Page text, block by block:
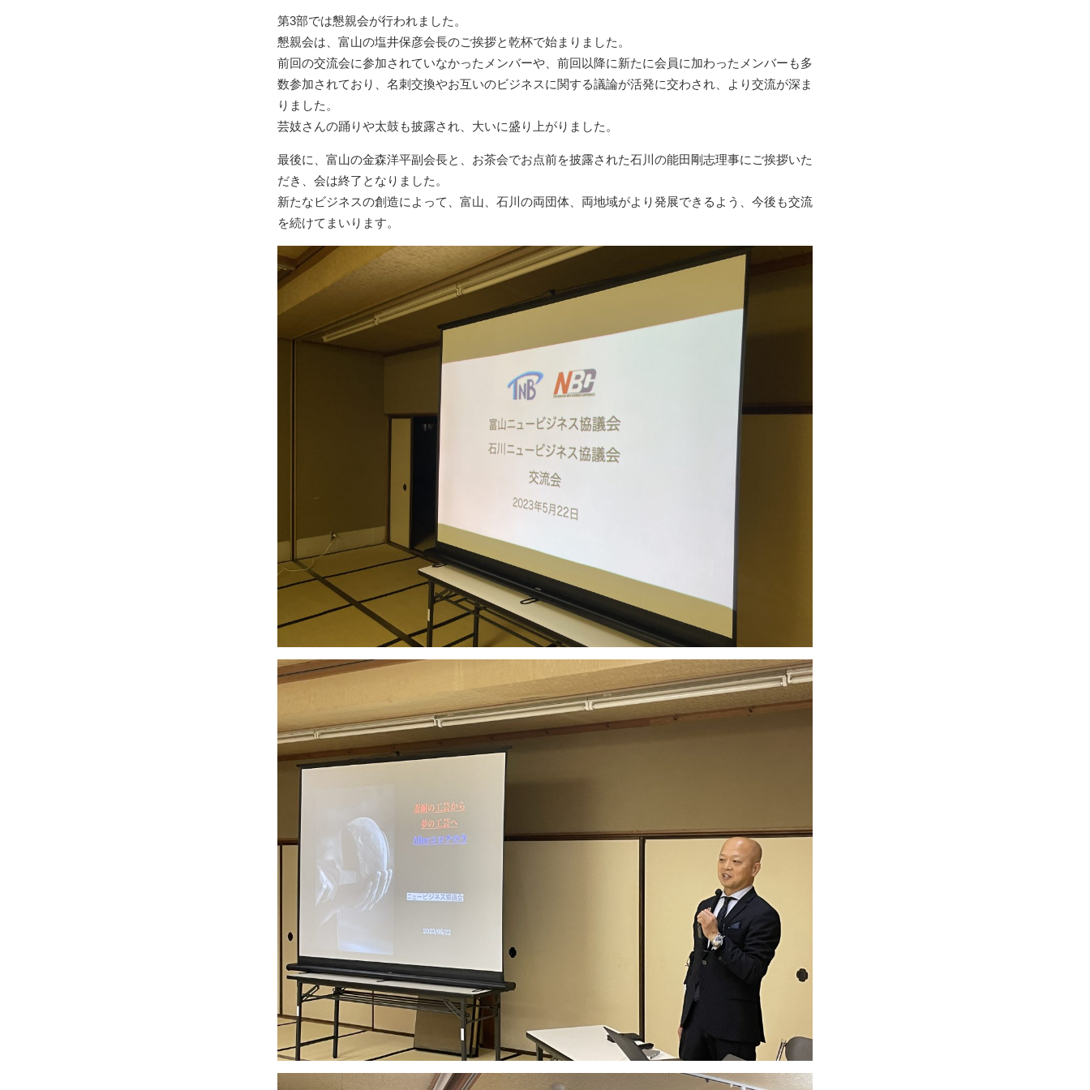
第3部では懇親会が行われました。
懇親会は、富山の塩井保彦会長のご挨拶と乾杯で始まりました。
前回の交流会に参加されていなかったメンバーや、前回以降に新たに会員に加わったメンバーも多
数参加されており、名刺交換やお互いのビジネスに関する議論が活発に交わされ、より交流が深ま
りました。
芸妓さんの踊りや太鼓も披露され、大いに盛り上がりました。
最後に、富山の金森洋平副会長と、お茶会でお点前を披露された石川の能田剛志理事にご挨拶いた
だき、会は終了となりました。
新たなビジネスの創造によって、富山、石川の両団体、両地域がより発展できるよう、今後も交流
を続けてまいります。